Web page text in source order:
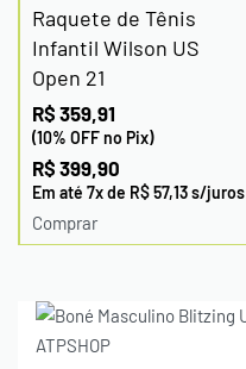
Raquete de Tênis
Infantil Wilson US
Open 21
R$ 359,91
(10% OFF no Pix)
R$ 399,90
Em até 7x de R$57,13s/juros
Comprar